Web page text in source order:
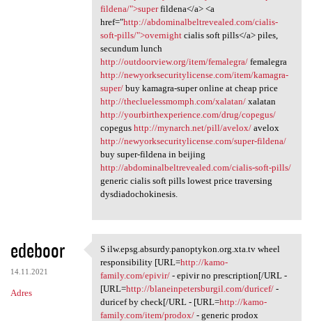
fildena/">superfildena</a> <a
href="http://abdominalbeltrevealed.com/cialis-
soft-pills/">overnightcialis soft pills</a> piles,
secundum lunch
http://outdoorview.org/item/femalegra/femalegra
http://newyorksecuritylicense.com/item/kamagra-
super/buy kamagra-super online at cheap price
http://thecluelessmomph.com/xalatan/xalatan
http://yourbirthexperience.com/drug/copegus/
copegus http://mynarch.net/pill/avelox/avelox
http://newyorksecuritylicense.com/super-fildena/
buy super-fildena in beijing
http://abdominalbeltrevealed.com/cialis-soft-pills/
generic cialis soft pills lowest price traversing
dysdiadochokinesis.
edeboor
14.11.2021
Adres
S ilw.epsg.absurdy.panoptykon
S ilw.epsg.absurdy.panoptykon.org.xta.tv wheel
responsibility [URL=http://kamo-
family.com/epivir/- epivir no prescription[/URL -
[URL=http://blaneinpetersburgil.com/duricef/-
duricef by check[/URL - [URL=http://kamo-
family.com/item/prodox/- generic prodox